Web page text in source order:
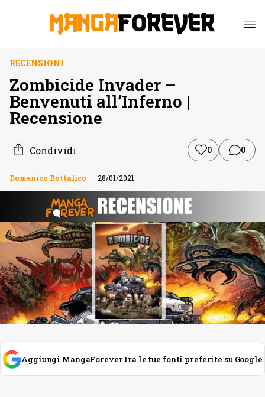
RECENSIONI
Zombicide Invader –
Benvenuti all’Inferno |
Recensione
Condividi 0 0
Domenico Bottalico 28/01/2021
Aggiungi MangaForever tra le tue fonti preferite su Google